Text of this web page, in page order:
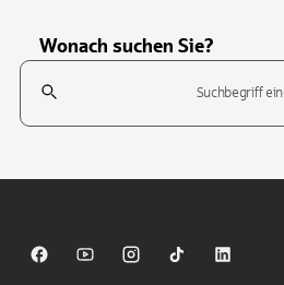
Wonach suchen Sie?
Suchfeld
Sparkasse auf Facebook
Sparkasse auf Youtube
Sparkasse auf Instagram
Sparkasse auf